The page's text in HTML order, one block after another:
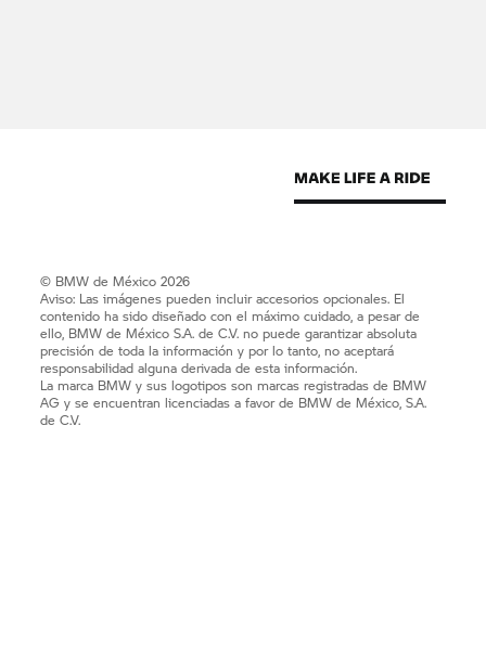
© BMW de México 2026
Aviso: Las imágenes pueden incluir accesorios opcionales. El
contenido ha sido diseñado con el máximo cuidado, a pesar de
ello, BMW de México S.A. de C.V. no puede garantizar absoluta
precisión de toda la información y por lo tanto, no aceptará
responsabilidad alguna derivada de esta información.
La marca BMW y sus logotipos son marcas registradas de BMW
AG y se encuentran licenciadas a favor de BMW de México, S.A.
de C.V.